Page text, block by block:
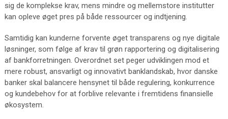
sig de komplekse krav, mens mindre og mellemstore institutter
kan opleve øget pres på både ressourcer og indtjening.
Samtidig kan kunderne forvente øget transparens og nye digitale
løsninger, som følge af krav til grøn rapportering og digitalisering
af bankforretningen. Overordnet set peger udviklingen mod et
mere robust, ansvarligt og innovativt banklandskab, hvor danske
banker skal balancere hensynet til både regulering, konkurrence
og kundebehov for at forblive relevante i fremtidens finansielle
økosystem.